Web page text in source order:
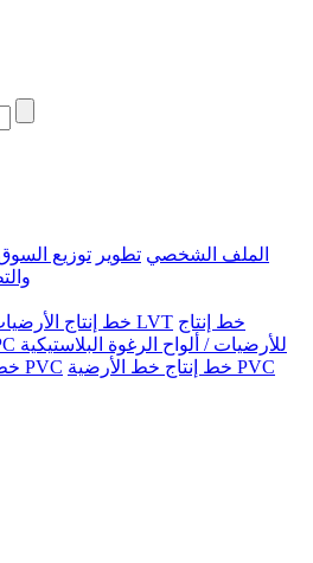
الملف الشخصي تطوير توزيع
خط إنتاج الأرضيات LVT خط إنتاج
خط WPC للأرضيات / ألواح الرغوة البلاستيكية
خط ورقة الرخام التقليد PVC
خط إنتاج خط الأرضية PVC